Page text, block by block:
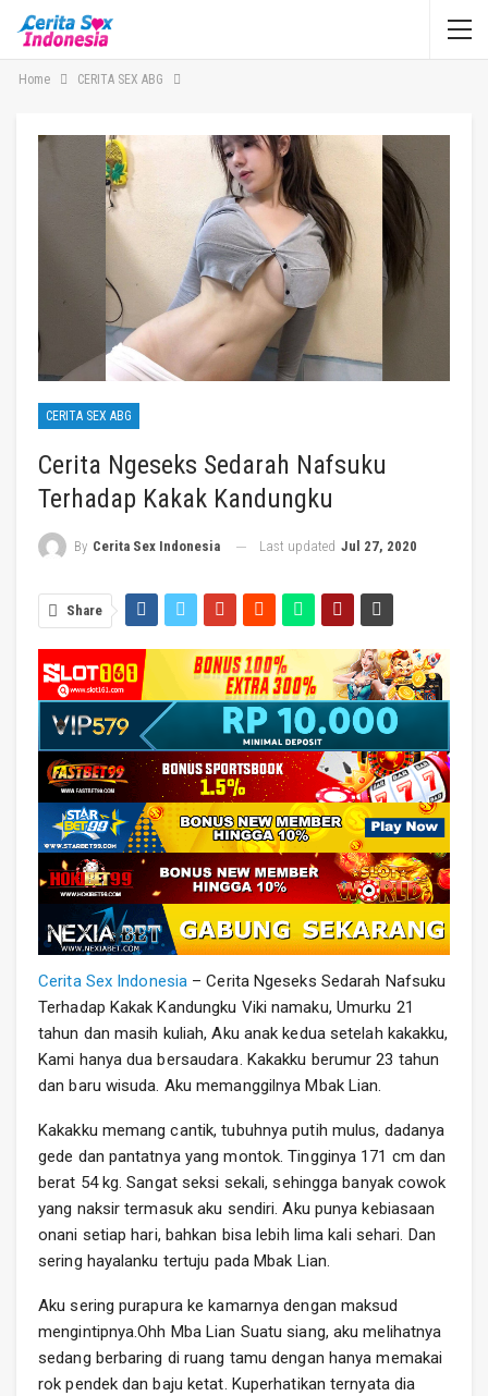
Home CERITA SEX ABG
CERITA SEX ABG
Cerita Ngeseks Sedarah Nafsuku
Terhadap Kakak Kandungku
By Cerita Sex Indonesia Last updated Jul 27, 2020
Share
Cerita Sex Indonesia – Cerita Ngeseks Sedarah Nafsuku
Terhadap Kakak Kandungku Viki namaku, Umurku 21
tahun dan masih kuliah, Aku anak kedua setelah kakakku,
Kami hanya dua bersaudara. Kakakku berumur 23 tahun
dan baru wisuda. Aku memanggilnya Mbak Lian.
Kakakku memang cantik, tubuhnya putih mulus, dadanya
gede dan pantatnya yang montok. Tingginya 171 cm dan
berat 54 kg. Sangat seksi sekali, sehingga banyak cowok
yang naksir termasuk aku sendiri. Aku punya kebiasaan
onani setiap hari, bahkan bisa lebih lima kali sehari. Dan
sering hayalanku tertuju pada Mbak Lian.
Aku sering purapura ke kamarnya dengan maksud
mengintipnya.Ohh Mba Lian Suatu siang, aku melihatnya
sedang berbaring di ruang tamu dengan hanya memakai
rok pendek dan baju ketat. Kuperhatikan ternyata dia